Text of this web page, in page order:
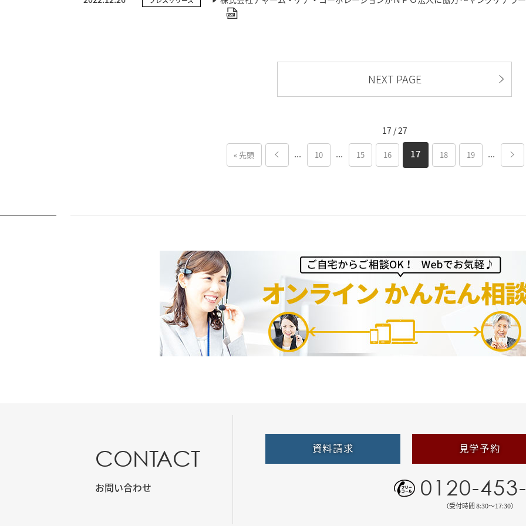
NEXT PAGE
17 / 27
« 先頭 ... 10 ... 15 16 17 18 19 ...
CONTACT
お問い合わせ
資料請求 見学予約
0120-
（受付時間 8:30〜17:30）